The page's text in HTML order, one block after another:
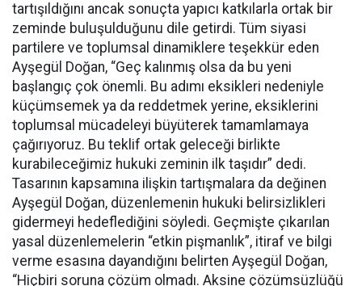
tartışıldığını ancak sonuçta yapıcı katkılarla ortak bir
zeminde buluşulduğunu dile getirdi. Tüm siyasi
partilere ve toplumsal dinamiklere teşekkür eden
Ayşegül Doğan, “Geç kalınmış olsa da bu yeni
başlangıç çok önemli. Bu adımı eksikleri nedeniyle
küçümsemek ya da reddetmek yerine, eksiklerini
toplumsal mücadeleyi büyüterek tamamlamaya
çağırıyoruz. Bu teklif ortak geleceği birlikte
kurabileceğimiz hukuki zeminin ilk taşıdır” dedi.
Tasarının kapsamına ilişkin tartışmalara da değinen
Ayşegül Doğan, düzenlemenin hukuki belirsizlikleri
gidermeyi hedeflediğini söyledi. Geçmişte çıkarılan
yasal düzenlemelerin “etkin pişmanlık”, itiraf ve bilgi
verme esasına dayandığını belirten Ayşegül Doğan,
“Hiçbiri soruna çözüm olmadı. Aksine çözümsüzlüğü